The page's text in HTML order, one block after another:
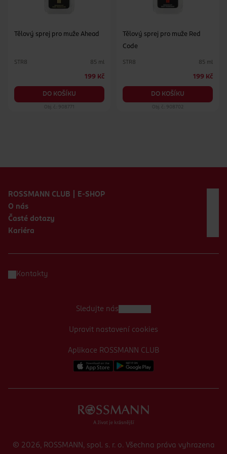
Tělový sprej pro muže Ahead
STR8 85 ml
199 Kč
DO KOŠÍKU
Obj. č.: 908771
Tělový sprej pro muže Red
Code
STR8 85 ml
199 Kč
DO KOŠÍKU
Obj. č.: 908702
ROSSMANN CLUB | E-SHOP
O nás
Časté dotazy
Kariéra
Kontakty
Aplikace ROSSMANN CLUB
Sledujte nás
Upravit nastavení cookies
© 2026, ROSSMANN, spol. s. r. o. Všechna práva vyhrazena